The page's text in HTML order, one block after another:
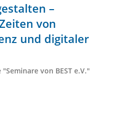
–
von
und digitaler
von BEST e.V."